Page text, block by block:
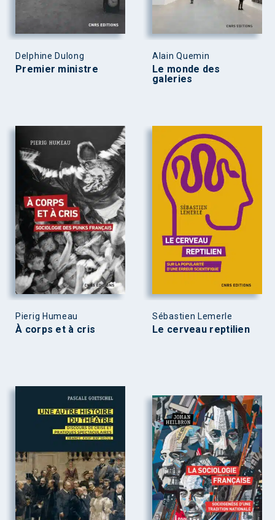
Delphine Dulong
Premier ministre
Alain Quemin
Le monde des
galeries
Pierig Humeau
À corps et à cris
Sébastien Lemerle
Le cerveau reptilien